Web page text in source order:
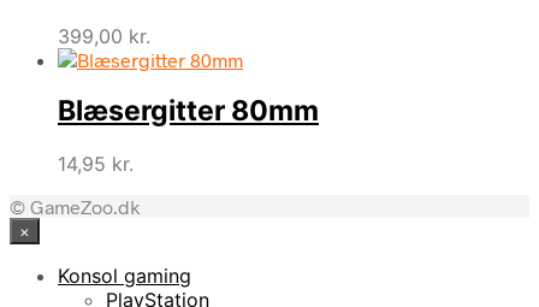
399,00 kr.
Blæsergitter 80mm
14,95 kr.
© GameZoo.dk
×
Konsol gaming
PlayStation